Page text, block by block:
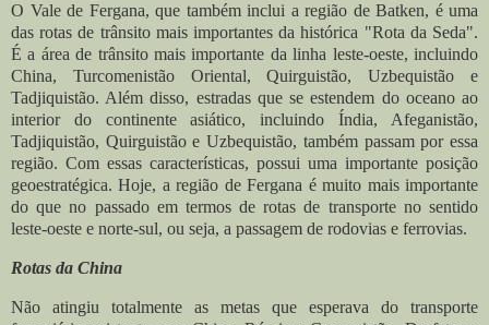
O Vale de Fergana, que também inclui a região de Batken, é uma
das rotas de trânsito mais importantes da histórica "Rota da Seda".
É a área de trânsito mais importante da linha leste-oeste, incluindo
China, Turcomenistão Oriental, Quirguistão, Uzbequistão e
Tadjiquistão. Além disso, estradas que se estendem do oceano ao
interior do continente asiático, incluindo Índia, Afeganistão,
Tadjiquistão, Quirguistão e Uzbequistão, também passam por essa
região. Com essas características, possui uma importante posição
geoestratégica. Hoje, a região de Fergana é muito mais importante
do que no passado em termos de rotas de transporte no sentido
leste-oeste e norte-sul, ou seja, a passagem de rodovias e ferrovias.
Rotas da China
Não atingiu totalmente as metas que esperava do transporte